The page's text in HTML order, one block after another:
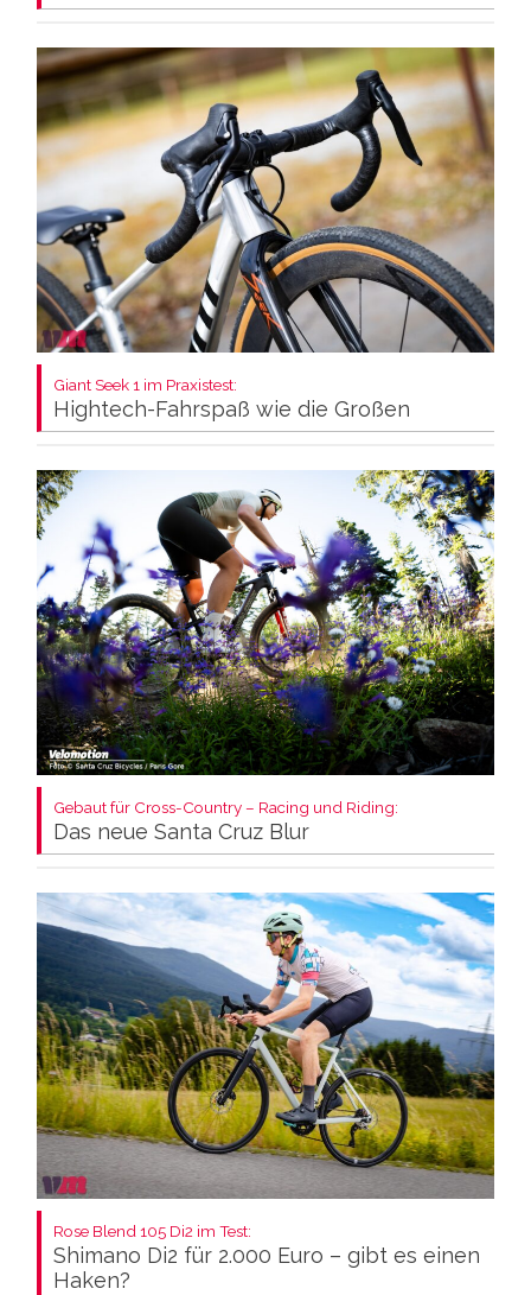
Giant Seek 1 im Praxistest:
Hightech-Fahrspaß wie die Großen
Gebaut für Cross-Country – Racing und Riding:
Das neue Santa Cruz Blur
Rose Blend 105 Di2 im Test:
Shimano Di2 für 2.000 Euro – gibt es einen
Haken?